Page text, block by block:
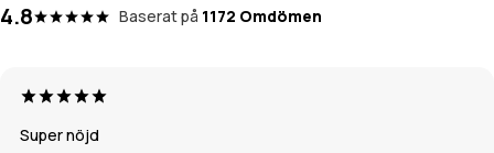
4.8 Baserat på 1172 Omdömen
Super nöjd